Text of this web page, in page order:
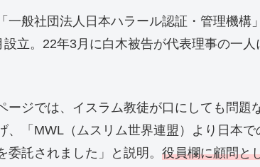
一般社団法人日本ハラール認証・管理機構
設立。22年3月に白木被告が代表理事の一
ージでは、イスラム教徒が口にしても問題
、「MWL（ムスリム世界連盟）より日本
委託されました」と説明。 役員欄に顧問と